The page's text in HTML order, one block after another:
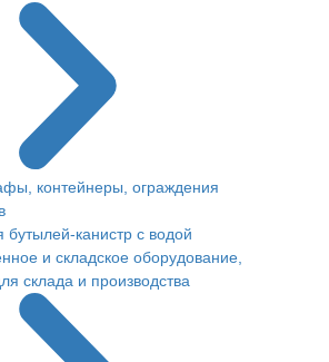
контейнеры, ограждения
канистр с водой
и складское оборудование,
склада и производства